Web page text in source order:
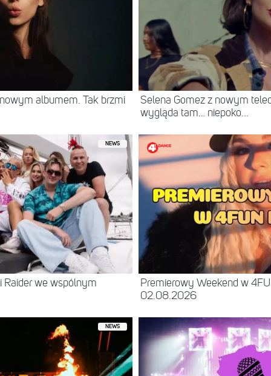
albumem. Tak brzmi
Selena Gomez z nowym
wygląda tam… niepoko...
NEWS
Raider we wspólnym
Premierowy Weekend w
02.08.2026
NEWS